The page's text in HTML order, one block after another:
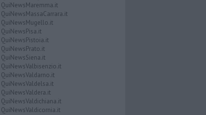
QuiNewsMaremma.it
QuiNewsMassaCarrara.it
QuiNewsMugello.it
QuiNewsPisa.it
QuiNewsPistoia.it
QuiNewsPrato.it
QuiNewsSiena.it
QuiNewsValbisenzio.it
QuiNewsValdarno.it
QuiNewsValdelsa.it
QuiNewsValdera.it
QuiNewsValdichiana.it
QuiNewsValdicornia.it